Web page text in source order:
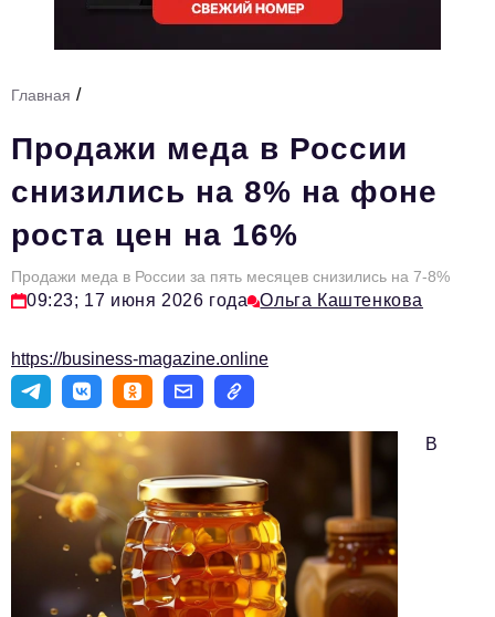
История тульского предпринимательства
Тема номера
HR
Персона номера
Инфраструктура развития
Туризм
Импортозамещение
Мероприятия
Авторские материалы
Телефон редакции:+7 495 727-01-67
Главная /
Продажи меда в России
снизились на 8% на фоне
роста цен на 16%
Продажи меда в России за пять месяцев снизились на 7-8%
09:23; 17 июня 2026 года Ольга Каштенкова
https://business-magazine.online
В